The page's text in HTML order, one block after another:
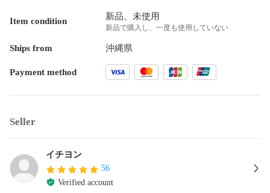
Item condition 新品、未使用
新品で購入し、一度も使用していない
Ships from 沖縄県
Payment method
Seller
イチヨン
56
Verified account